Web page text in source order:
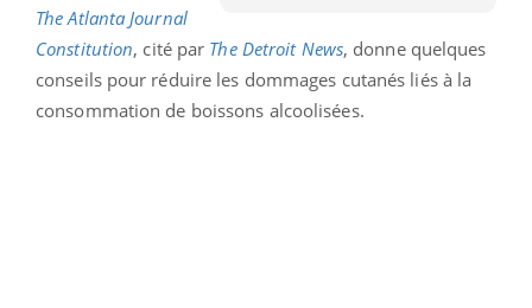
The Atlanta Journal
Constitution, cité par The Detroit News, donne quelques
conseils pour réduire les dommages cutanés liés à la
consommation de boissons alcoolisées.